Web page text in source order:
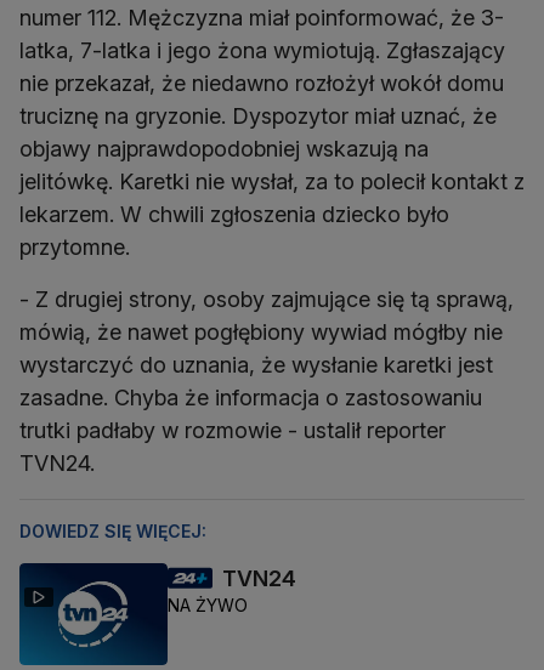
numer 112. Mężczyzna miał poinformować, że 3-
latka, 7-latka i jego żona wymiotują. Zgłaszający
nie przekazał, że niedawno rozłożył wokół domu
truciznę na gryzonie. Dyspozytor miał uznać, że
objawy najprawdopodobniej wskazują na
jelitówkę. Karetki nie wysłał, za to polecił kontakt z
lekarzem. W chwili zgłoszenia dziecko było
przytomne.
- Z drugiej strony, osoby zajmujące się tą sprawą,
mówią, że nawet pogłębiony wywiad mógłby nie
wystarczyć do uznania, że wysłanie karetki jest
zasadne. Chyba że informacja o zastosowaniu
trutki padłaby w rozmowie - ustalił reporter
TVN24.
DOWIEDZ SIĘ WIĘCEJ:
TVN24
NA ŻYWO